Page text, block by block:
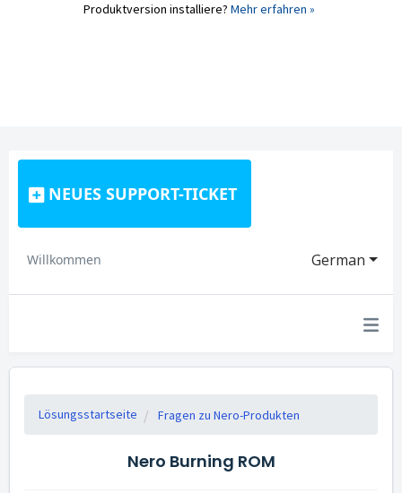
Produktversion installiere? Mehr erfahren »
NEUES SUPPORT-TICKET
German
Willkommen
Lösungsstartseite Fragen zu Nero-Produkten
Nero Burning ROM